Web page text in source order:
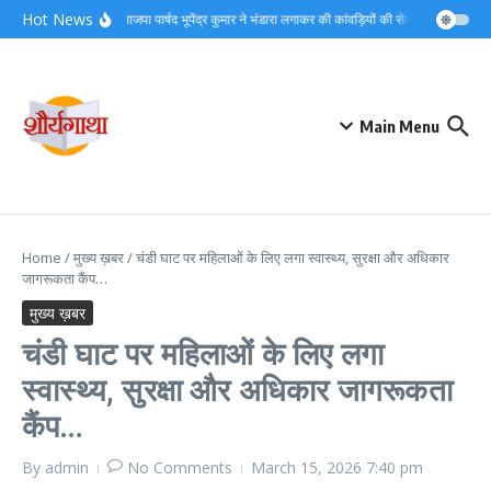
Skip to content
Hot Newsसमाजसेवी भाजपा पार्षद भूपेंद्र कुमार ने भंडारा लगाकर की कांवड़ियों की सेवा,देखें वीडियो
Main Menu
Home /मुख्य ख़बर/चंडी घाट पर महिलाओं के लिए लगा स्वास्थ्य, सुरक्षा और अधिकार
जागरूकता कैंप…
मुख्य ख़बर
चंडी घाट पर महिलाओं के लिए लगा
स्वास्थ्य, सुरक्षा और अधिकार जागरूकता
कैंप…
By admin No Comments March 15, 2026 7:40 pm